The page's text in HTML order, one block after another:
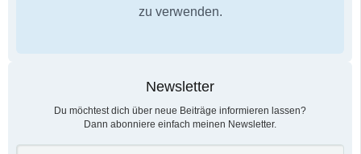
zu verwenden.
Newsletter
Du möchtest dich über neue Beiträge informieren lassen?
Dann abonniere einfach meinen Newsletter.